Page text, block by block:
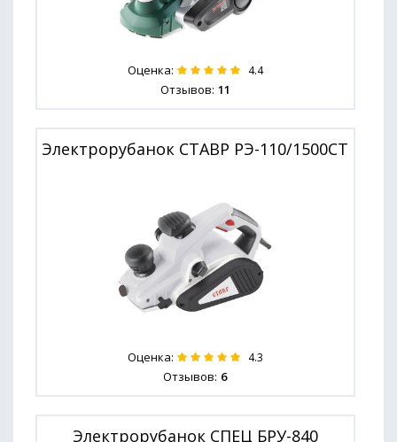
Оценка: 4.4
Отзывов: 11
Электрорубанок СТАВР РЭ-110/1500СТ
Оценка: 4.3
Отзывов: 6
Электрорубанок СПЕЦ БРУ-840